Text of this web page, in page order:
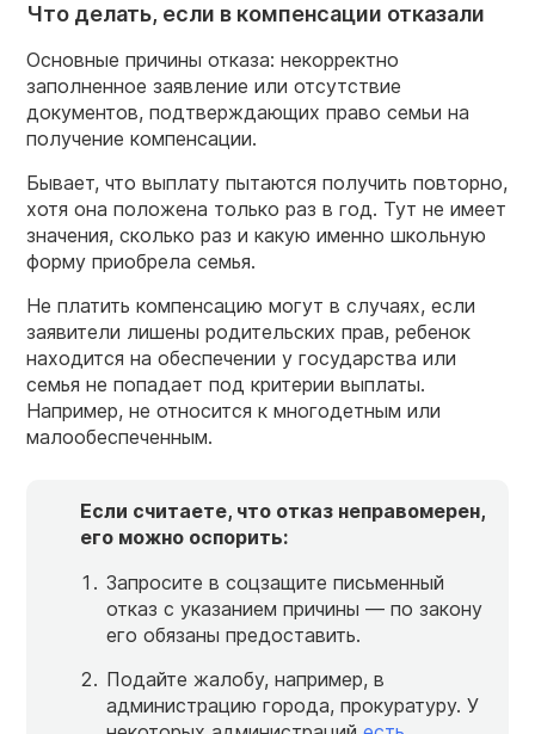
Что делать, если в компенсации отказали
Основные причины отказа: некорректно
заполненное заявление или отсутствие
документов, подтверждающих право семьи на
получение компенсации.
Бывает, что выплату пытаются получить повторно,
хотя она положена только раз в год. Тут не имеет
значения, сколько раз и какую именно школьную
форму приобрела семья.
Не платить компенсацию могут в случаях, если
заявители лишены родительских прав, ребенок
находится на обеспечении у государства или
семья не попадает под критерии выплаты.
Например, не относится к многодетным или
малообеспеченным.
Если считаете, что отказ неправомерен,
его можно оспорить:
Запросите в соцзащите письменный
отказ с указанием причины — по закону
его обязаны предоставить.
Подайте жалобу, например, в
администрацию города, прокуратуру. У